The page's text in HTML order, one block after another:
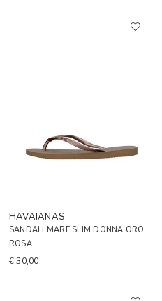
HAVAIANAS
SANDALI MARE SLIM DONNA ORO
ROSA
€ 30,00